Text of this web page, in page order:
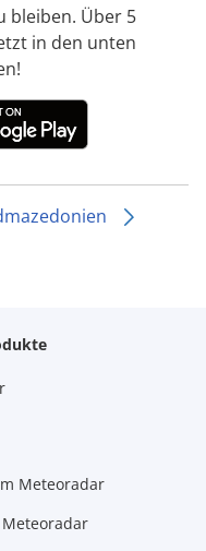
bleiben. Über 5
in den unten
Meteoradar
Meteoradar